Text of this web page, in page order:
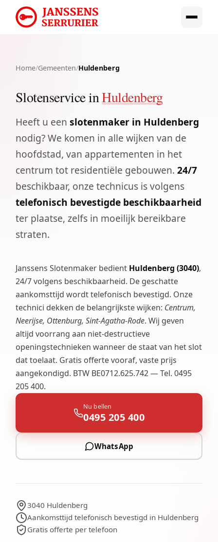
Home/Gemeenten/Huldenberg
Slotenservice inHuldenberg
Heeft u een slotenmaker in Huldenberg
nodig? We komen in alle wijken van de
hoofdstad, van appartementen in het
centrum tot residentiële gebouwen. 24/7
beschikbaar, onze technicus is volgens
telefonisch bevestigde beschikbaarheid
ter plaatse, zelfs in moeilijk bereikbare
straten.
Janssens Slotenmaker bedient Huldenberg (3040),
24/7 volgens beschikbaarheid. De geschatte
aankomsttijd wordt telefonisch bevestigd. Onze
technici dekken de belangrijkste wijken: Centrum,
Neerijse, Ottenburg, Sint-Agatha-Rode. Wij geven
altijd voorrang aan niet-destructieve
openingstechnieken wanneer de staat van het slot
dat toelaat. Gratis offerte vooraf, vaste prijs
aangekondigd. BTW BE0712.625.742 — Tel. 0495
205 400.
Nu bellen
0495 205 400
WhatsApp
3040 Huldenberg
Aankomsttijd telefonisch bevestigd in Huldenberg
Gratis offerte per telefoon